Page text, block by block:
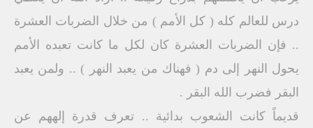
درس للعالم كله ( كل الأمم ) من خلال الضربات العشرة
.. فإن الضربات العشرة كان لكل ما كانت تعبده الأمم
يحول النهر إلى دم ( فهناك من يعبد النهر ) .. ولمن يعبد
البقر فضرب الله البقر .
قديماً كانت الشعوب بدائية .. تعرف قدرة إلههم عن